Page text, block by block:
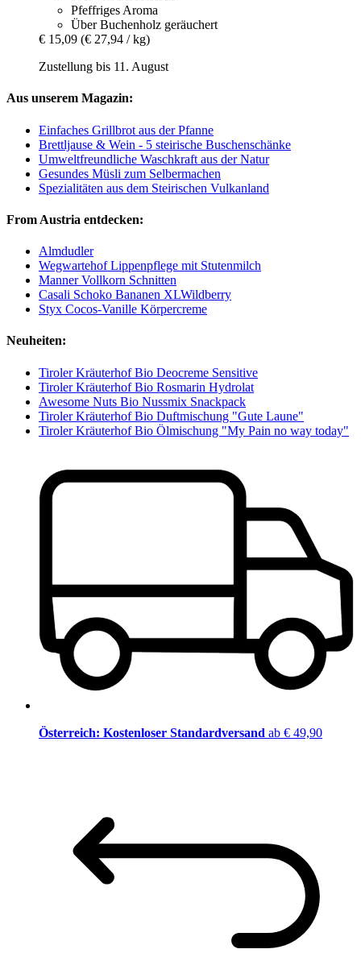
Pfeffriges Aroma
Über Buchenholz geräuchert
€ 15,09 (€ 27,94 / kg)
Zustellung bis 11. August
Aus unserem Magazin:
Einfaches Grillbrot aus der Pfanne
Brettljause & Wein - 5 steirische Buschenschänke
Umweltfreundliche Waschkraft aus der Natur
Gesundes Müsli zum Selbermachen
Spezialitäten aus dem Steirischen Vulkanland
From Austria entdecken:
Almdudler
Wegwartehof Lippenpflege mit Stutenmilch
Manner Vollkorn Schnitten
Casali Schoko Bananen XLWildberry
Styx Cocos-Vanille Körpercreme
Neuheiten:
Tiroler Kräuterhof Bio Deocreme Sensitive
Tiroler Kräuterhof Bio Rosmarin Hydrolat
Awesome Nuts Bio Nussmix Snackpack
Tiroler Kräuterhof Bio Duftmischung "Gute Laune"
Tiroler Kräuterhof Bio Ölmischung "My Pain no way today"
Österreich: Kostenloser Standardversand ab € 49,90